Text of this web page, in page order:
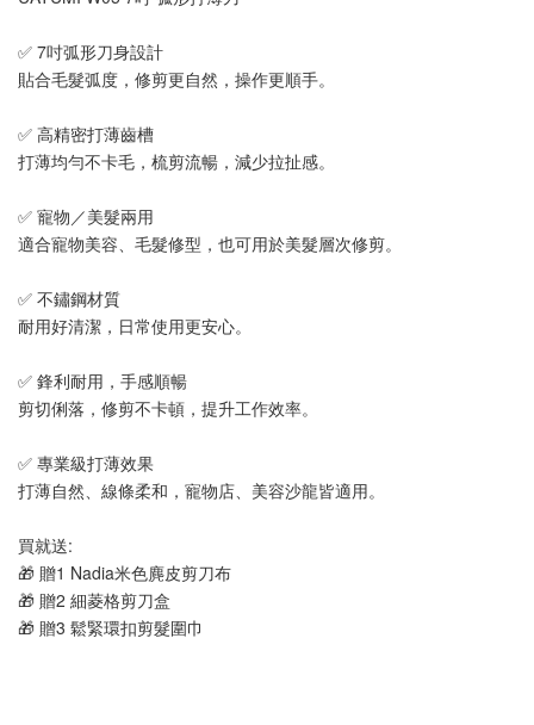
✅ 7吋弧形刀身設計
貼合毛髮弧度，修剪更自然，操作更順手。
✅ 高精密打薄齒槽
打薄均勻不卡毛，梳剪流暢，減少拉扯感。
✅ 寵物／美髮兩用
適合寵物美容、毛髮修型，也可用於美髮層次修剪。
✅ 不鏽鋼材質
耐用好清潔，日常使用更安心。
✅ 鋒利耐用，手感順暢
剪切俐落，修剪不卡頓，提升工作效率。
✅ 專業級打薄效果
打薄自然、線條柔和，寵物店、美容沙龍皆適用。
買就送:
🎁 贈1 Nadia米色麂皮剪刀布
🎁 贈2 細菱格剪刀盒
🎁 贈3 鬆緊環扣剪髮圍巾